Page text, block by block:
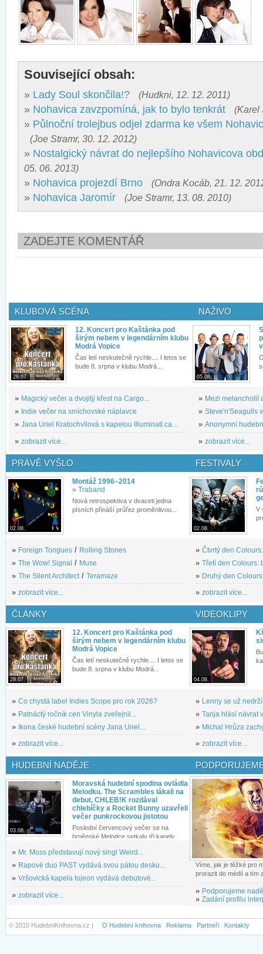
Související obsah:
» Lady Soul skončila!? (Hudkni, 12. 12. 2011)
» Nohavica zavzpomíná, jak to bylo tenkrát (Karel
» Půlnoční trolejbus odjel zdarma ke všem
(Joe Stramr, 30. 12. 2012)
» Nostalgický návrat do nejlepšího Nohavicova
05. 06. 2013)
» Nohavica projezdí Brno (Ondra Kocáb, 21. 12.
» Nohavica Jaromír (Joe Stramr, 13. 08. 2010)
ZADEJTE KOMENTÁŘ
KLUBOVÁ SCÉNA
28.07.
12. Koncert pro Kaštánka pod
širým nebem v legendárním klubu
Modrá Vopice
Čas letí neskutečně rychle.... I letos se
bude 8. srpna v klubu Modrá...
» Magický večer a dvojitý křest na Cargo...
» Indie večer na smíchovské náplavce
» Jana Uriel Kratochvílová s kapelou Illuminati.ca...
» zobrazit více...
NAŽIVO
05.08.
» Mezi melancholií
» Steve'n'Seagulls
» Anonymní
» zobrazit více...
PRÁVĚ VYŠLO
02.08.
Montáž 1996–2014
» Traband
Nová retrospektiva v dvaceti jedna
písních přináší průřez proměnlivou...
» Foreign Tongues / Rolling Stones
» The Wow! Signal / Muse
» The Silent Architect / Teramaze
» zobrazit více...
FESTIVALY
02.08.
V
» Čtvrtý den
» Třetí den Colours:
» Druhý den
» zobrazit více...
ČLÁNKY
28.07.
12. Koncert pro Kaštánka pod
širým nebem v legendárním klubu
Modrá Vopice
Čas letí neskutečně rychle.... I letos se
bude 8. srpna v klubu Modrá...
» Co chystá label Indies Scope pro rok 2026?
» Patnáctý ročník cen Vinyla zveřejnil...
»
Ikona české hudební scény Jana Uriel...
» zobrazit více...
VIDEOKLIPY
04.08.
» Lenny se už
» Tanja hlásí návrat
» Michal Hrůza
» zobrazit více...
HUDEBNÍ NADĚJE
03.08.
Moravská hudební spodina ovládla
Melodku. The Scrambles lákali na
debut, CHLEB!K rozdával
chlebíčky a Rocket Bunny uzavřeli
večer punkrockovou jistotou
Poslední červencový večer se na
brněnské Melodce setkaly tři kapely...
» Mr. Moss představují nový singl Weird...
» Rapové duo PAST vydává svou pátou desku...
» Vršovická kapela tojeon vydává debutové...
» zobrazit více...
Víme, jak je těžké pro
prorazit do médií a tím
» Podporujeme
» Zadání profilu
© 2010 HudebniKnihovna.cz | O Hudební knihovna Reklama Partneři Kontakty